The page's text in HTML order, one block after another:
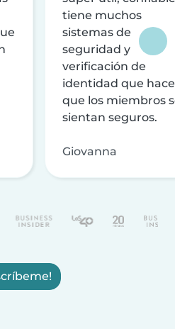
tiene muchos
sistemas de
seguridad y
verificación de
identidad que
que los miembros
sientan seguros.
Giovanna